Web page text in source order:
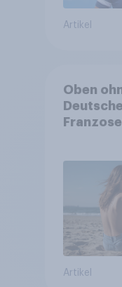
Artikel
Oben
Artikel